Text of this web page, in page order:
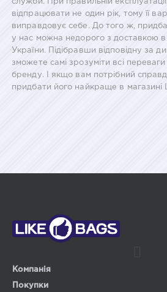
служби. При правильній
відпрацювати не один рік, тому її
виправдовує себе. До того ж,
у нас можна недорого з доставкою в
України. Підібравши відповідну за
зможете самі зрозуміти всі переваги
бренду. І якщо вам потрібний
придбати його найкраще в магазині
Компанія
Покупки